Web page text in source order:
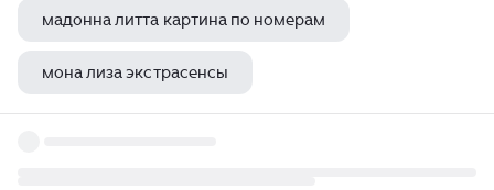
мадонна литта картина по номерам
мона лиза экстрасенсы